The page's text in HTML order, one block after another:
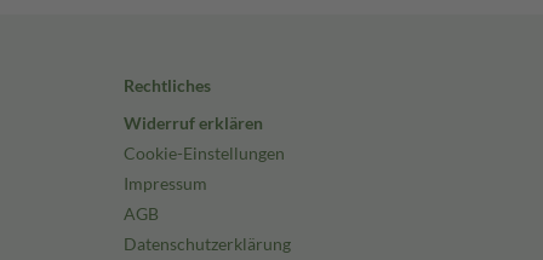
Rechtliches
Widerruf erklären
Cookie-Einstellungen
Impressum
AGB
Datenschutzerklärung